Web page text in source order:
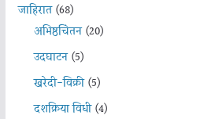
जाहिरात(68)
अभिष्ठचिंतन(20)
उदघाटन(5)
खरेदी-विक्री(5)
दशक्रिया विधी(4)